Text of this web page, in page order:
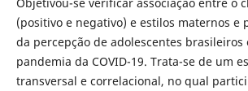
(positivo e negativo) e estilos maternos e
da percepção de adolescentes brasileiros
pandemia da COVID-19. Trata-se de um
transversal e correlacional, no qual